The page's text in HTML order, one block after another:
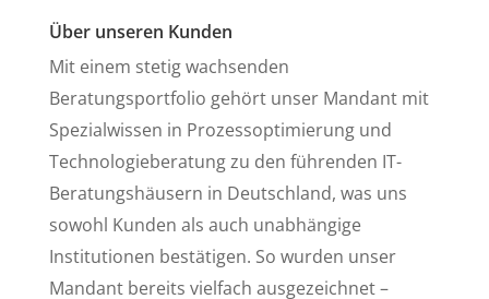
Über unseren Kunden
Mit einem stetig wachsenden
Beratungsportfolio gehört unser Mandant mit
Spezialwissen in Prozessoptimierung und
Technologieberatung zu den führenden IT-
Beratungshäusern in Deutschland, was uns
sowohl Kunden als auch unabhängige
Institutionen bestätigen. So wurden unser
Mandant bereits vielfach ausgezeichnet –